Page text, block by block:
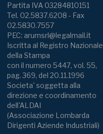
Partita IVA 03284810151
Tel. 02.5837.6208 - Fax
02.5830.7557
PEC: arumsrl@legalmail.it
Iscritta al Registro Nazionale
della Stampa
con il numero 5447, vol. 55,
pag. 369, del 20.11.1996
Societa' soggetta alla
direzione e coordinamento
dell'ALDAI
(Associazione Lombarda
Dirigenti Aziende Industriali)